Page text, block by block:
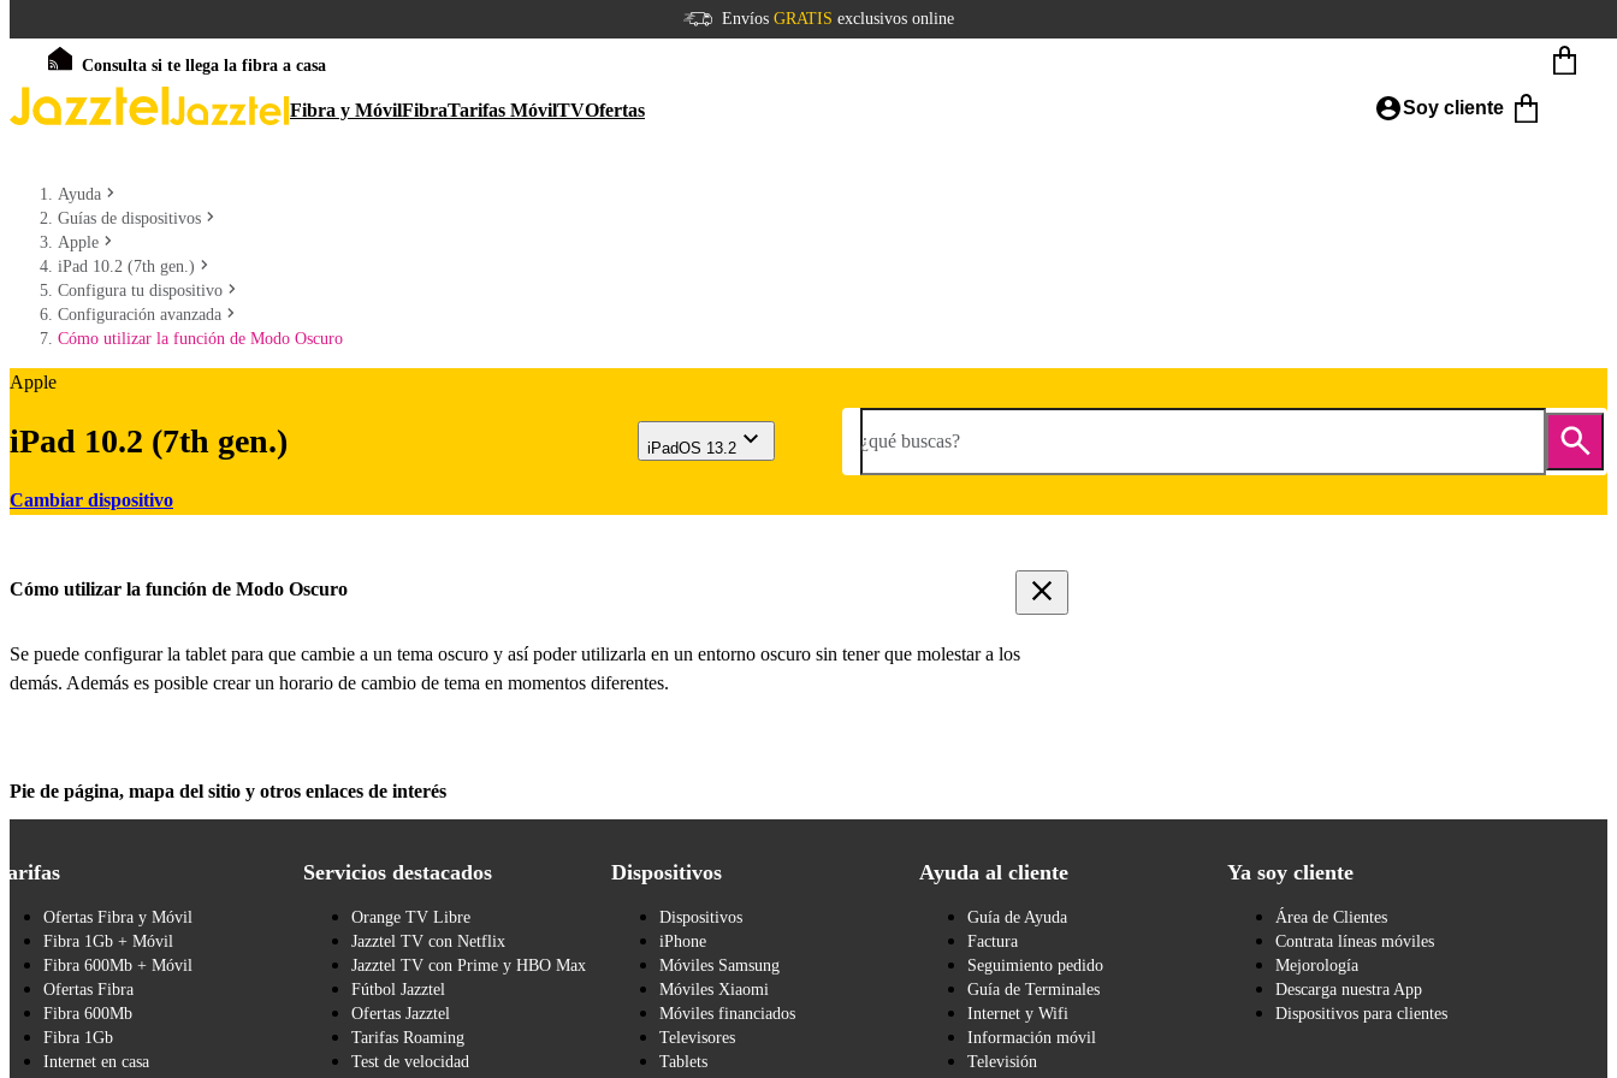
Envíos GRATIS exclusivos online
Consulta si te llega la fibra a casa
Fibra y MóvilFibraTarifas MóvilTVOfertas Soy cliente
Ayuda
Guías de dispositivos
Apple
iPad 10.2 (7th gen.)
Configura tu dispositivo
Configuración avanzada
Cómo utilizar la función de Modo Oscuro
Apple
iPad 10.2 (7th gen.)
Cambiar dispositivo
iPadOS 13.2 ¿qué buscas?
Cómo utilizar la función de Modo Oscuro
Se puede configurar la tablet para que cambie a un tema oscuro y así poder utilizarla en un entorno oscuro sin tener que molestar a los
demás. Además es posible crear un horario de cambio de tema en momentos diferentes.
Pie de página, mapa del sitio y otros enlaces de interés
Ofertas Fibra y Móvil
Fibra 1Gb + Móvil
Fibra 600Mb + Móvil
Ofertas Fibra
Fibra 600Mb
Fibra 1Gb
Internet en casa
Servicios destacados
Orange TV Libre
Jazztel TV con Netflix
Jazztel TV con Prime y HBO Max
Fútbol Jazztel
Ofertas Jazztel
Tarifas Roaming
Test de velocidad
Dispositivos
Dispositivos
iPhone
Móviles Samsung
Móviles Xiaomi
Móviles financiados
Televisores
Tablets
Ayuda al cliente
Guía de Ayuda
Factura
Seguimiento pedido
Guía de Terminales
Internet y Wifi
Información móvil
Televisión
Ya soy cliente
Área de Clientes
Contrata líneas móviles
Mejorología
Descarga nuestra App
Dispositivos para clientes